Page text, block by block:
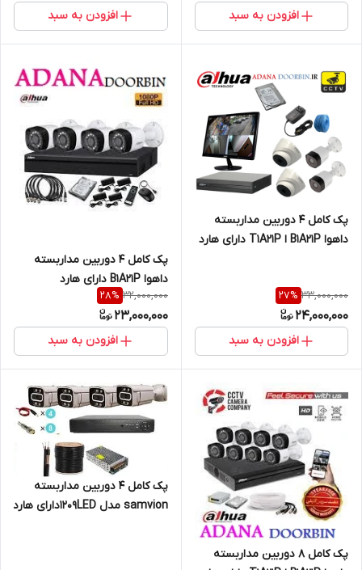
افزودن به سبد افزودن به سبد
پک کامل 4 دوربین مداربسته
داهوا B1A21P ا T1A21P دارای هارد
33,000,000
27%
24,000,000
افزودن به سبد
پک کامل 4 دوربین مداربسته
داهوا B1A21P دارای هارد
32,000,000
28%
23,000,000
افزودن به سبد
پک کامل 8 دوربین مداربسته
پک کامل 4 دوربین مداربسته
samvion مدل 1209LEDدارای هارد